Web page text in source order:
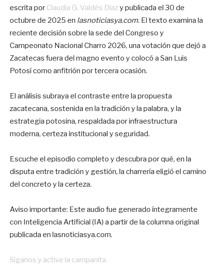
escrita por Claudia G. Valdés Díazy publicada el 30 de
octubre de 2025 en lasnoticiasya.com. El texto examina la
reciente decisión sobre la sede del Congreso y
Campeonato Nacional Charro 2026, una votación que dejó a
Zacatecas fuera del magno evento y colocó a San Luis
Potosí como anfitrión por tercera ocasión.
El análisis subraya el contraste entre la propuesta
zacatecana, sostenida en la tradición y la palabra, y la
estrategia potosina, respaldada por infraestructura
moderna, certeza institucional y seguridad.
Escuche el episodio completo y descubra por qué, en la
disputa entre tradición y gestión, la charrería eligió el camino
del concreto y la certeza.
Aviso importante: Este audio fue generado íntegramente
con Inteligencia Artificial (IA) a partir de la columna original
publicada en lasnoticiasya.com.
Síganos y active la campanita